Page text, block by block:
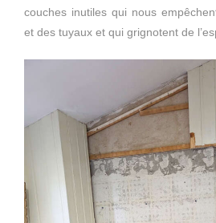
couches inutiles qui nous
et des tuyaux et qui grignotent de